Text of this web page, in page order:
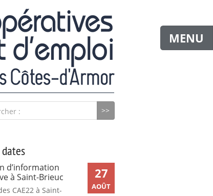
:
MENU
27
AOÛT
d’information
à Saint-Brieuc
CAE22 à Saint-